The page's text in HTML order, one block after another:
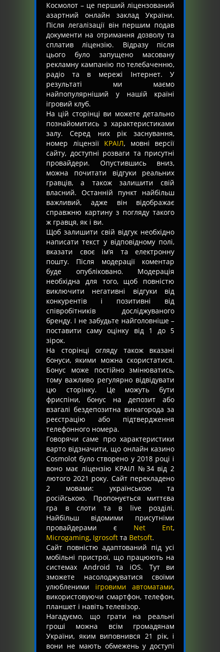
Космолот – це перший ліцензований
азартний онлайн заклад України.
Після легалізації він першим подав
документи на отримання дозволу та
сплатив ліцензію. Відразу після
цього було запущено масовану
рекламну кампанію по телебаченню,
радіо та в мережі Інтернет. У
результаті ми маємо
найпопулярніший у нашій країні
ігровий клуб.
На цій сторінці ви можете детально
познайомитись з характеристиками
залу. Серед них рік заснування,
номер ліцензії КРАІЛ, мовні версії
сайту, доступні розваги та присутні
провайдери. Опустившись вниз,
можна почитати відгуки реальних
гравців, а також залишити свій
власний. Останній пункт найбільш
важливий, адже він відображає
справжню картину з погляду такого
ж гравця, як і ви.
Щоб залишити свій відгук необхідно
написати текст у відповідному полі,
вказати своє ім’я та електронну
пошту. Після модерації коментар
буде опубліковано. Модерація
необхідна для того, щоб повністю
виключити негативні відгуки від
конкурентів і позитивні від
співробітників досліджуваного
бренду. І не забудьте найголовніше –
поставити саму оцінку від 1 до 5
зірок.
На сторінці огляду також вказані
бонуси, якими можна скористатися.
Бонус може постійно змінюватись,
тому важливо регулярно відвідувати
цю сторінку. Це можуть бути
фриспіни, бонус на депозит або
взагалі бездепозитна винагорода за
реєстрацію або підтвердження
телефонного номера.
Говорячи саме про характеристики
варто відзначити, що онлайн казино
Cosmolot було створено у 2018 році і
воно має ліцензію КРАІЛ №34 від 2
лютого 2021 року. Сайт перекладено
2 мовами: українською та
російською. Пропонується миттєва
гра в слоти та в live розділі.
Найбільш відомими присутніми
провайдерами є Net Ent,
Microgaming, Igrosoft та Betsoft.
Сайт повністю адаптований під усі
мобільні пристрої, що працюють на
системах Android та iOS. Тут ви
зможете насолоджуватися своїми
улюбленими ігровими автоматами,
використовуючи смартфон, телефон,
планшет і навіть телевізор.
Нагадуємо, що грати на реальні
гроші можна всім громадянам
України, яким виповнився 21 рік, і
вони не мають обмежень у доступі